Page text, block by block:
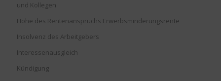
und Kollegen
Höhe des Rentenanspruchs Erwerbsminderungsrente
Insolvenz des Arbeitgebers
Interessenausgleich
Kündigung